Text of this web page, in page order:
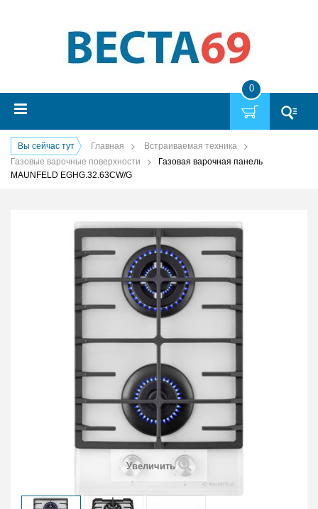
0
Вы сейчас тут Главная
Встраиваемая техника
Газовые варочные поверхности
Газовая варочная панель
MAUNFELD EGHG.32.63CW/G
Увеличить